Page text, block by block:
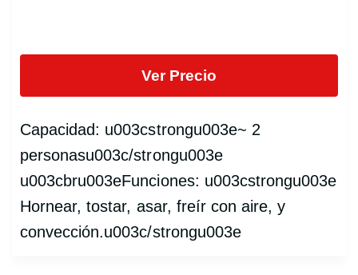
Ver Precio
Capacidad: u003cstrongu003e~ 2
personasu003c/strongu003e
u003cbru003eFunciones: u003cstrongu003e
Hornear, tostar, asar, freír con aire, y
convección.u003c/strongu003e